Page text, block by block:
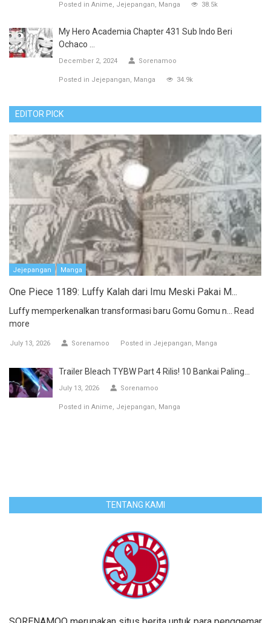
Posted in Anime Jejepangan Manga 38.5k
My Hero Academia Chapter 431 Sub Indo Beri
Ochaco ...
December 2, 2024 Sorenamoo
Posted in Jejepangan Manga 34.9k
EDITOR PICK
Jejepangan Manga
One Piece 1189: Luffy Kalah dari Imu Meski Pakai M...
Luffy memperkenalkan transformasi baru Gomu Gomu n... Read
more
July 13, 2026 Sorenamoo Posted in Jejepangan Manga
Trailer Bleach TYBW Part 4 Rilis! 10 Bankai Paling...
July 13, 2026 Sorenamoo
Posted in Anime Jejepangan Manga
TENTANG KAMI